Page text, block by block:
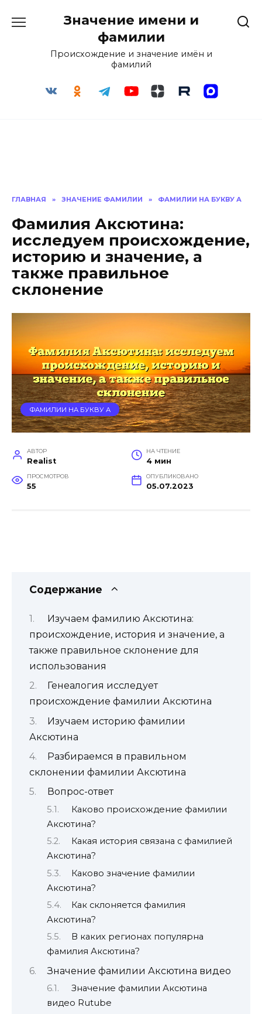
Значение имени и
фамилии
Происхождение и значение имён и
фамилий
ГЛАВНАЯ » ЗНАЧЕНИЕ ФАМИЛИИ » ФАМИЛИИ НА БУКВУ А
Фамилия Аксютина:
исследуем происхождение,
историю и значение, а
также правильное
склонение
ФАМИЛИИ НА БУКВУ А
АВТОР
Realist
НА ЧТЕНИЕ
4 мин
ПРОСМОТРОВ
55
ОПУБЛИКОВАНО
05.07.2023
Содержание
Изучаем фамилию Аксютина:
происхождение, история и значение, а
также правильное склонение для
использования
Генеалогия исследует
происхождение фамилии Аксютина
Изучаем историю фамилии
Аксютина
Разбираемся в правильном
склонении фамилии Аксютина
Вопрос-ответ
Каково происхождение фамилии
Аксютина?
Какая история связана с фамилией
Аксютина?
Каково значение фамилии
Аксютина?
Как склоняется фамилия
Аксютина?
В каких регионах популярна
фамилия Аксютина?
Значение фамилии Аксютина видео
Значение фамилии Аксютина
видео Rutube